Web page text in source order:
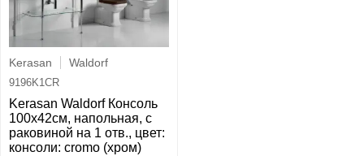
Kerasan Waldorf
9196K1CR
Kerasan Waldorf Консоль
100х42см, напольная, с
раковиной на 1 отв., цвет:
консоли: cromo (хром)